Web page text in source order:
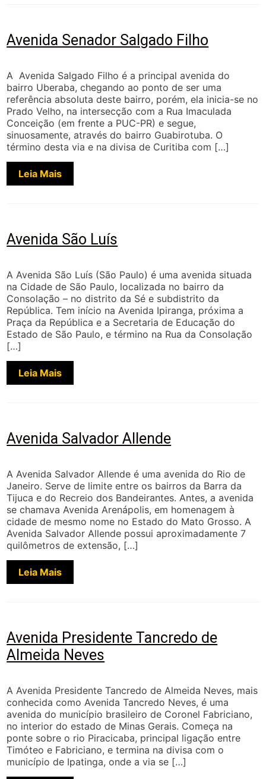
Avenida Senador Salgado Filho
A Avenida Salgado Filho é a principal avenida do
bairro Uberaba, chegando ao ponto de ser uma
referência absoluta deste bairro, porém, ela inicia-se no
Prado Velho, na intersecção com a Rua Imaculada
Conceição (em frente a PUC-PR) e segue,
sinuosamente, através do bairro Guabirotuba. O
término desta via e na divisa de Curitiba com […]
Leia Mais
Avenida São Luís
A Avenida São Luís (São Paulo) é uma avenida situada
na Cidade de São Paulo, localizada no bairro da
Consolação – no distrito da Sé e subdistrito da
República. Tem início na Avenida Ipiranga, próxima a
Praça da República e a Secretaria de Educação do
Estado de São Paulo, e término na Rua da Consolação
[…]
Leia Mais
Avenida Salvador Allende
A Avenida Salvador Allende é uma avenida do Rio de
Janeiro. Serve de limite entre os bairros da Barra da
Tijuca e do Recreio dos Bandeirantes. Antes, a avenida
se chamava Avenida Arenápolis, em homenagem à
cidade de mesmo nome no Estado do Mato Grosso. A
Avenida Salvador Allende possui aproximadamente 7
quilômetros de extensão, […]
Leia Mais
Avenida Presidente Tancredo de
Almeida Neves
A Avenida Presidente Tancredo de Almeida Neves, mais
conhecida como Avenida Tancredo Neves, é uma
avenida do município brasileiro de Coronel Fabriciano,
no interior do estado de Minas Gerais. Começa na
ponte sobre o rio Piracicaba, principal ligação entre
Timóteo e Fabriciano, e termina na divisa com o
município de Ipatinga, onde a via se […]